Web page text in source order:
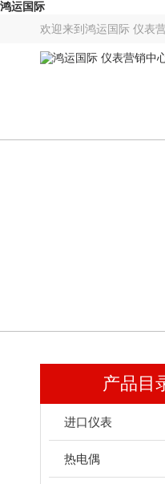
鸿运国际
欢迎来到 鸿运国际 仪表
产品目
进口仪表
热电偶